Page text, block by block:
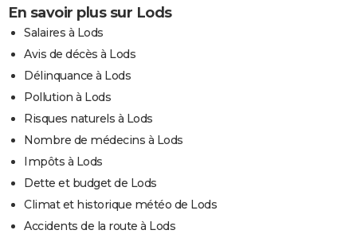
En savoir plus sur Lods
Salaires à Lods
Avis de décès à Lods
Délinquance à Lods
Pollution à Lods
Risques naturels à Lods
Nombre de médecins à Lods
Impôts à Lods
Dette et budget de Lods
Climat et historique météo de Lods
Accidents de la route à Lods